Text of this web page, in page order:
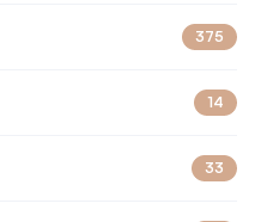
375
14
33